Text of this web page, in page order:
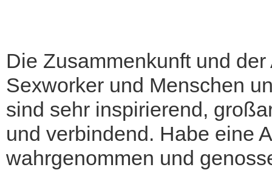
Die Zusammenkunft und
Sexworker und Menschen
sind sehr inspirierend,
und verbindend. Habe eine
wahrgenommen und